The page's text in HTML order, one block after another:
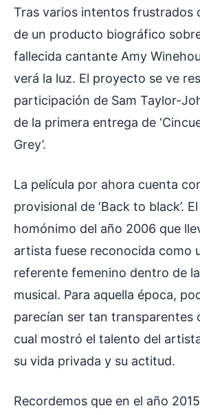
Tras varios intentos frustrados
de un producto biográfico
fallecida cantante Amy
verá la luz. El proyecto se ve
participación de Sam Taylor-
de la primera entrega de
Grey’.
La película por ahora cuenta
provisional de ‘Back to black’.
homónimo del año 2006 que
artista fuese reconocida como
referente femenino dentro de
musical. Para aquella época,
parecían ser tan transparentes
cual mostró el talento del
su vida privada y su actitud.
Recordemos que en el año